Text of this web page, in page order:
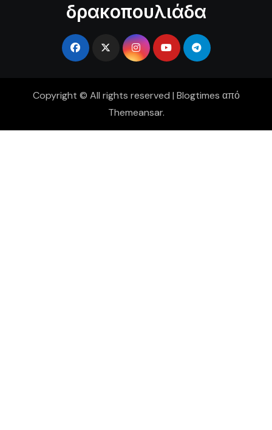
δρακοπουλιάδα
Copyright © All rights reserved | Blogtimes από
Themeansar.